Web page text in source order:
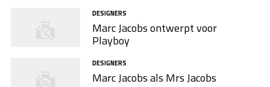
DESIGNERS
Marc Jacobs ontwerpt voor
Playboy
DESIGNERS
Marc Jacobs als Mrs Jacobs